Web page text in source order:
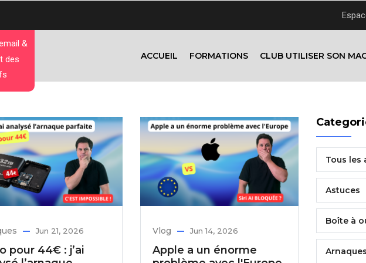
ACCUEIL FORMATIONS CLUB UTILISER SON
&
des
Jun 21, 2026
pour 44€ : j’ai
Vlog Jun 14, 2026
Apple a un énorme
Tous les
Astuces
Boîte à
Arnaques